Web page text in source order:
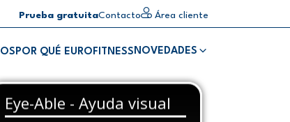
Prueba gratuitaContacto Área cliente
POR QUÉ EUROFITNESS NOVEDADES